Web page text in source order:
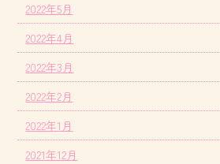
2022年5月
2022年4月
2022年3月
2022年2月
2022年1月
2021年12月